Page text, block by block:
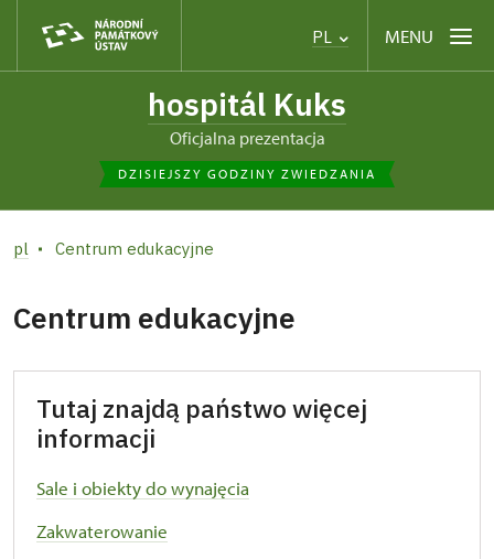
PL MENU
hospitál Kuks
Oficjalna prezentacja
DZISIEJSZY GODZINY ZWIEDZANIA
pl Centrum edukacyjne
Centrum edukacyjne
Tutaj znajdą państwo więcej
informacji
Sale i obiekty do wynajęcia
Zakwaterowanie